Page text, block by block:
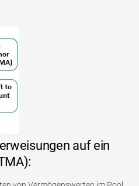
auf ein